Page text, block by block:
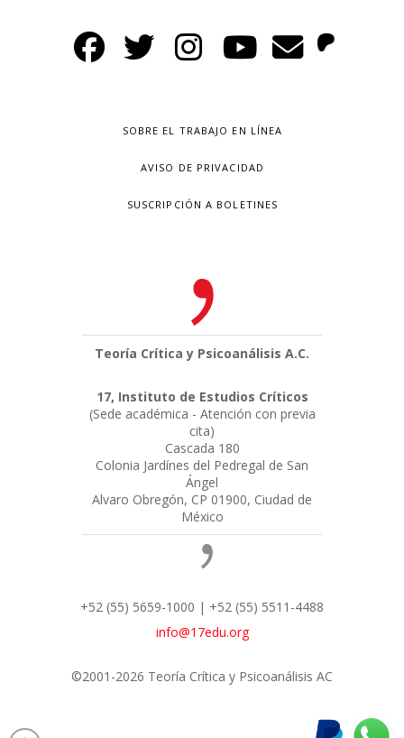
SOBRE EL TRABAJO EN LÍNEA
AVISO DE PRIVACIDAD
SUSCRIPCIÓN A BOLETINES
Teoría Crítica y Psicoanálisis A.C.
17, Instituto de Estudios Críticos
(Sede académica - Atención con previa
cita)
Cascada 180
Colonia Jardínes del Pedregal de San
Ángel
Alvaro Obregón, CP 01900, Ciudad de
México
+52 (55) 5659-1000 | +52 (55) 5511-4488
info@17edu.org
©2001-2026 Teoría Crítica y Psicoanálisis AC